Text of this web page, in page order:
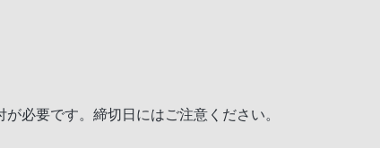
必要です。締切日にはご注意ください。